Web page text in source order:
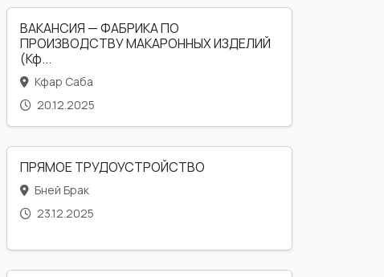
ВАКАНСИЯ — ФАБРИКА ПО
ПРОИЗВОДСТВУ МАКАРОННЫХ ИЗДЕЛИЙ
(Кф...
Кфар Саба
20.12.2025
ПРЯМОЕ ТРУДОУСТРОЙСТВО
Бней Брак
23.12.2025